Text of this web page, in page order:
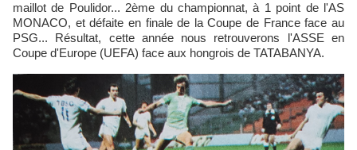
maillot de Poulidor... 2ème du championnat, à 1 point de l'AS
MONACO, et défaite en finale de la Coupe de France face au
PSG... Résultat, cette année nous retrouverons l'ASSE en
Coupe d'Europe (UEFA) face aux hongrois de TATABANYA.